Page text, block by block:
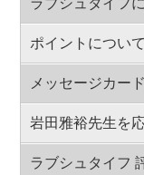
ラブシュタイフ
ポイントについて
メッセージカー
岩田雅裕先生を
ラブシュタイフ